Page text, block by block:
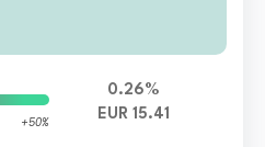
+50%
0.26%
EUR 15.41